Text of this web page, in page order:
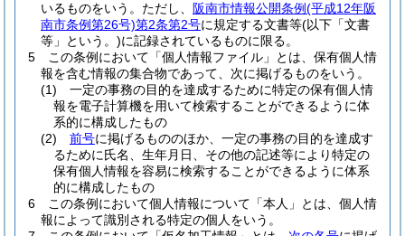
いるものをいう。 ただし、 阪南市情報公開条例(平成12年阪
南市条例第26号)第2条第2号に規定する文書等(以下「文書
等」という。)に記録されているものに限る。
5
この条例において「個人情報ファイル」とは、保有個人情
報を含む情報の集合物であって、次に掲げるものをいう。
(1)
一定の事務の目的を達成するために特定の保有個人情
報を電子計算機を用いて検索することができるように体
系的に構成したもの
(2)
前号に掲げるもののほか、一定の事務の目的を達成す
るために氏名、生年月日、その他の記述等により特定の
保有個人情報を容易に検索することができるように体系
的に構成したもの
6
この条例において個人情報について「本人」とは、個人情
報によって識別される特定の個人をいう。